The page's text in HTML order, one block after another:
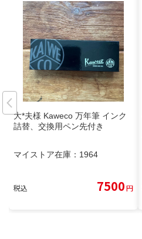
大*夫様 Kaweco 万年筆 インク
詰替、交換用ペン先付き
マイストア在庫： 1964
税込 7500円